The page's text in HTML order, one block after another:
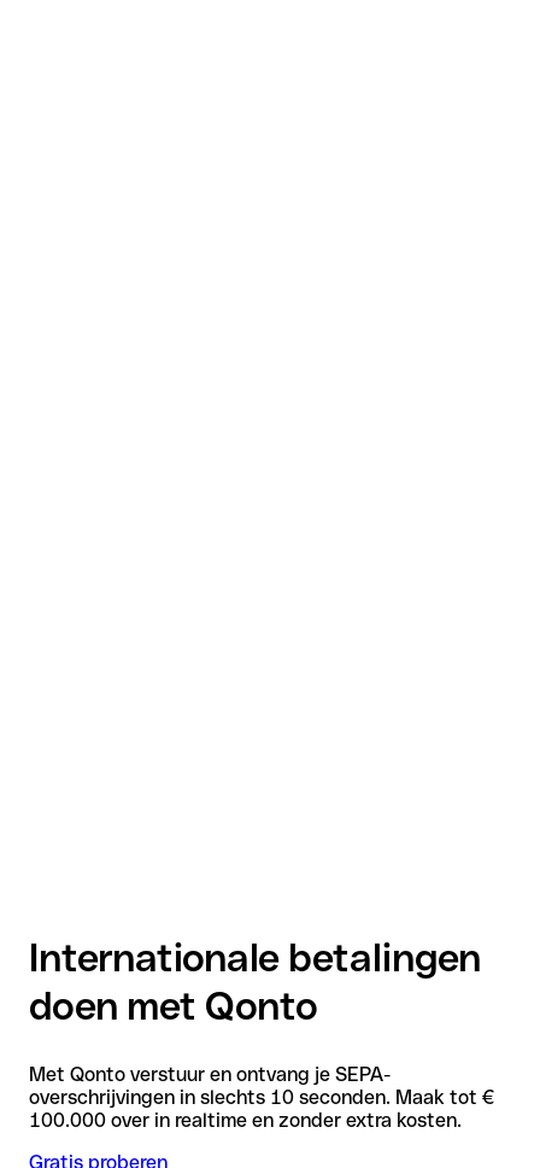
Internationale betalingen
doen met Qonto
Met Qonto verstuur en ontvang je SEPA-
overschrijvingen in slechts 10 seconden. Maak tot €
100.000 over in realtime en zonder extra kosten.
Gratis proberen